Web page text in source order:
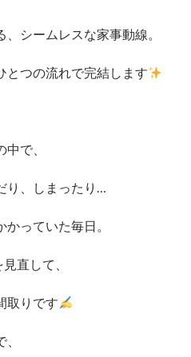
シームレスな家事動線。
つの流れで完結します
で、
り、しまったり…
っていた毎日。
直して、
取りです